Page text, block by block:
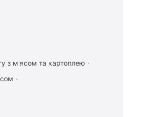
з м'ясом та картоплею